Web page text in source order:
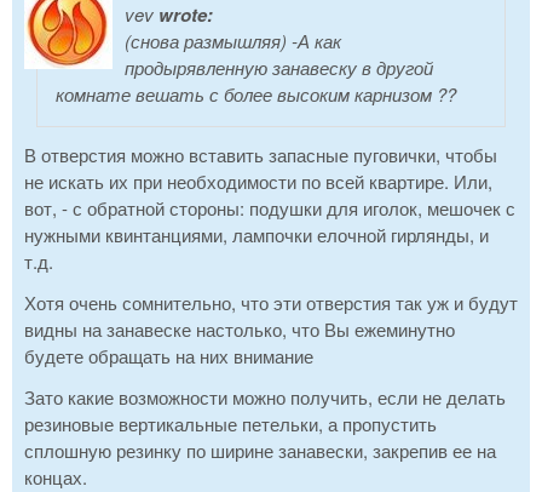
vev wrote:
(снова размышляя) -А как
продырявленную занавеску в другой
комнате вешать с более высоким карнизом ??
В отверстия можно вставить запасные пуговички, чтобы
не искать их при необходимости по всей квартире. Или,
вот, - с обратной стороны: подушки для иголок, мешочек с
нужными квинтанциями, лампочки елочной гирлянды, и
т.д.
Хотя очень сомнительно, что эти отверстия так уж и будут
видны на занавеске настолько, что Вы ежеминутно
будете обращать на них внимание
Зато какие возможности можно получить, если не делать
резиновые вертикальные петельки, а пропустить
сплошную резинку по ширине занавески, закрепив ее на
концах.